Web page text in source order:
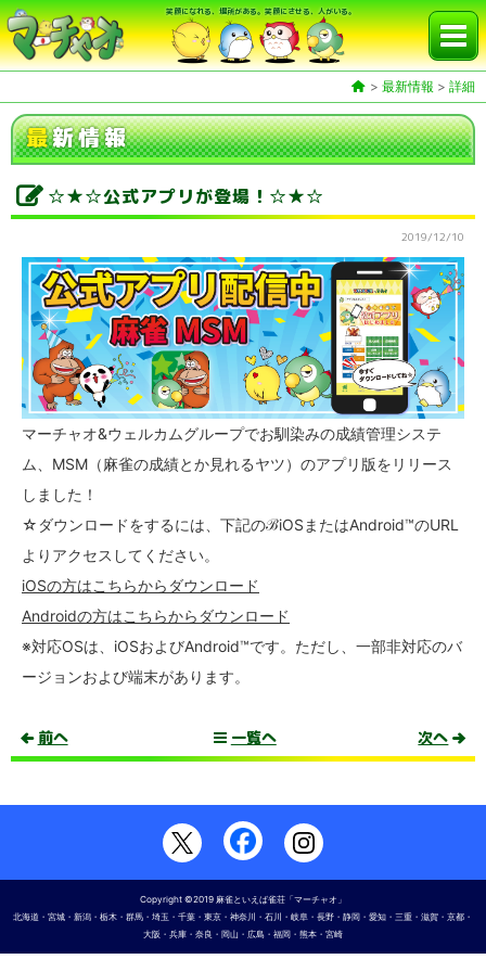
笑顔になれる、場所がある。笑顔にさせる、人がいる。
> 最新情報 > 詳細
最新情報
☆★☆公式アプリが登場！☆★☆
2019/12/10
マーチャオ&ウェルカムグループでお馴染みの成績管理システ
ム、MSM（麻雀の成績とか見れるヤツ）のアプリ版をリリース
しました！
☆ダウンロードをするには、下記のℬiOSまたはAndroid™のURL
よりアクセスしてください。
iOSの方はこちらからダウンロード
Androidの方はこちらからダウンロード
※対応OSは、iOSおよびAndroid™です。ただし、一部非対応のバ
ージョンおよび端末があります。
前へ 一覧へ 次へ
Copyright ©2019 麻雀といえば雀荘 「マーチャオ」
北海道・宮城・新潟・栃木・群馬・埼玉・千葉・東京・神奈川・石川・岐阜・長野・静岡・愛知・三重・滋賀・京都・
大阪・兵庫・奈良・岡山・広島・福岡・熊本・宮崎